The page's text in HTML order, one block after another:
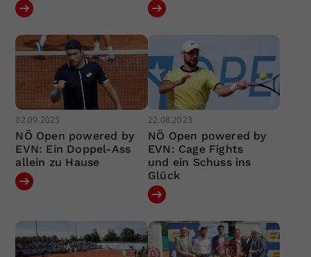
02.09.2023
NÖ Open powered by
EVN: Ein Doppel-Ass
allein zu Hause
22.08.2023
NÖ Open powered by
EVN: Cage Fights
und ein Schuss ins
Glück